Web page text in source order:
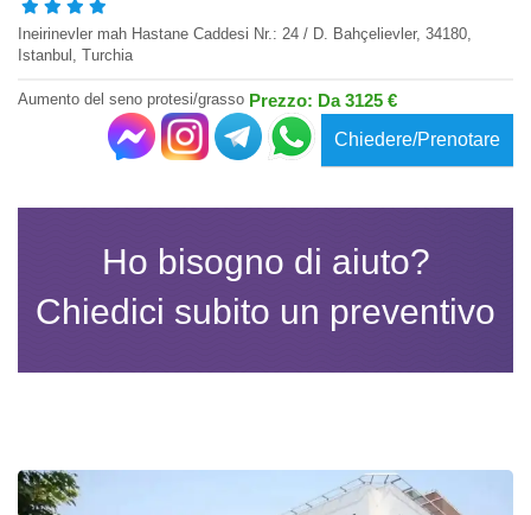
Ineirinevler mah Hastane Caddesi Nr.: 24 / D. Bahçelievler, 34180,
Istanbul, Turchia
Aumento del seno protesi/grasso Prezzo: Da 3125 €
Chiedere/Prenotare
Ho bisogno di aiuto?
Chiedici subito un preventivo